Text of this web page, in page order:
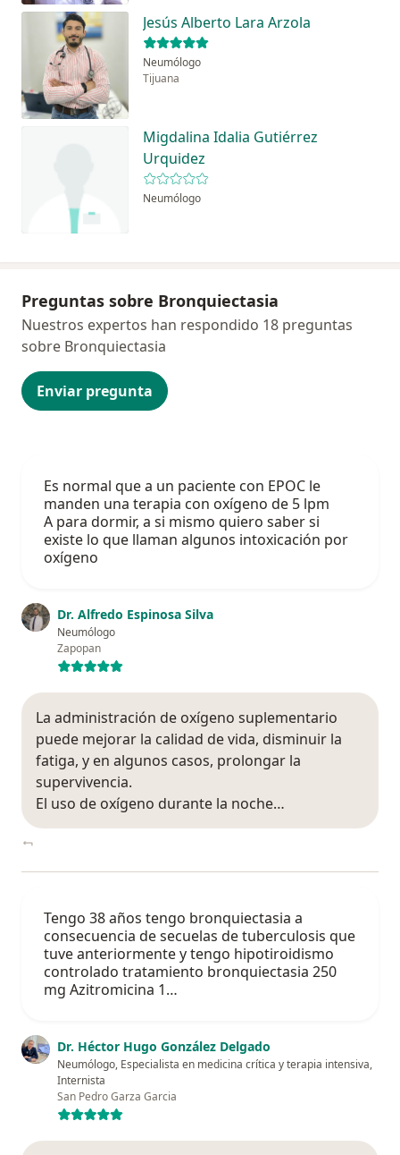
Jesús Alberto Lara Arzola
Neumólogo
Tijuana
Migdalina Idalia Gutiérrez
Urquidez
Neumólogo
Preguntas sobre Bronquiectasia
Enviar pregunta
Nuestros expertos han respondido 18 preguntas
sobre Bronquiectasia
Es normal que a un paciente con EPOC le
manden una terapia con oxígeno de 5 lpm
A para dormir, a si mismo quiero saber si
existe lo que llaman algunos intoxicación por
oxígeno
Dr. Alfredo Espinosa Silva
Neumólogo
Zapopan
La administración de oxígeno suplementario
puede mejorar la calidad de vida, disminuir la
fatiga, y en algunos casos, prolongar la
supervivencia.
El uso de oxígeno durante la noche…
Tengo 38 años tengo bronquiectasia a
consecuencia de secuelas de tuberculosis que
tuve anteriormente y tengo hipotiroidismo
controlado tratamiento bronquiectasia 250
mg Azitromicina 1…
Dr. Héctor Hugo González Delgado
Neumólogo, Especialista en medicina crítica y terapia intensiva,
Internista
San Pedro Garza Garcia